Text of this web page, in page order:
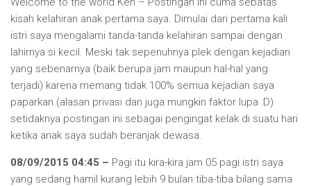
kisah kelahiran anak pertama saya. Dimulai dari pertama kali
istri saya mengalami tanda-tanda kelahiran sampai dengan
lahirnya si kecil. Meski tak sepenuhnya plek dengan kejadian
yang sebenarnya (baik berupa jam maupun hal-hal yang
terjadi) karena memang tidak 100% semua kejadian saya
paparkan (alasan privasi dan juga mungkin faktor lupa :D)
setidaknya postingan ini sebagai pengingat kelak di suatu hari
ketika anak saya sudah beranjak dewasa.
08/09/2015 04:45 – Pagi itu kira-kira jam 05 pagi istri saya
yang sedang hamil kurang lebih 9 bulan tiba-tiba bilang sama